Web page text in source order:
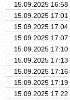
15.09.2025 16:58
15.09.2025 17:01
15.09.2025 17:04
15.09.2025 17:07
15.09.2025 17:10
15.09.2025 17:13
15.09.2025 17:16
15.09.2025 17:19
15.09.2025 17:22